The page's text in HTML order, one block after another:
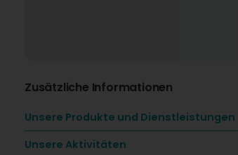
Zusätzliche Informationen
Unsere Produkte und Dienstleistungen
Unsere Aktivitäten